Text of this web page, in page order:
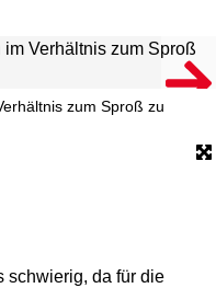
zum Sproß zu
schwierig, da für die